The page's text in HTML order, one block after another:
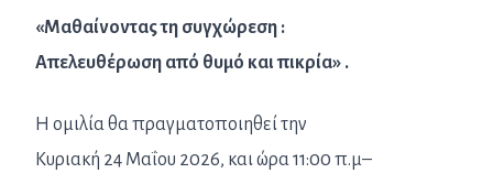
«Μαθαίνοντας τη συγχώρεση :
Απελευθέρωση από θυμό και πικρία» .
Η ομιλία θα πραγματοποιηθεί την
Κυριακή 24 Μαΐου 2026, και ώρα 11:00 π.μ–